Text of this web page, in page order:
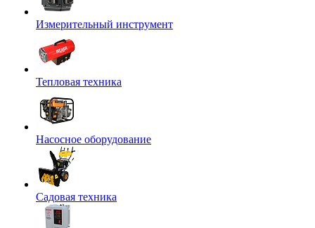
Измерительный инструмент
Тепловая техника
Насосное оборудование
Садовая техника